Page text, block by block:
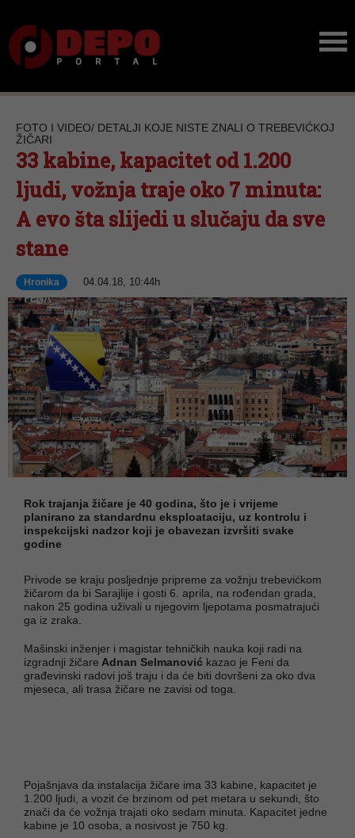
FOTO I VIDEO/ DETALJI KOJE NISTE ZNALI O TREBEVIĆKOJ
ŽIČARI
33 kabine, kapacitet od 1.200
ljudi, vožnja traje oko 7 minuta:
A evo šta slijedi u slučaju da sve
stane
Hronika 04.04.18, 10:44h
Rok trajanja žičare je 40 godina, što je i vrijeme
planirano za standardnu eksploataciju, uz kontrolu i
inspekcijski nadzor koji je obavezan izvršiti svake
godine
Privode se kraju posljednje pripreme za vožnju trebevićkom
žičarom da bi Sarajlije i gosti 6. aprila, na rođendan grada,
nakon 25 godina uživali u njegovim ljepotama posmatrajući
ga iz zraka.
Mašinski inženjer i magistar tehničkih nauka koji radi na
izgradnji žičare Adnan Selmanović kazao je Feni da
građevinski radovi još traju i da će biti dovršeni za oko dva
mjeseca, ali trasa žičare ne zavisi od toga.
Pojašnjava da instalacija žičare ima 33 kabine, kapacitet je
1.200 ljudi, a vozit će brzinom od pet metara u sekundi, što
znači da će vožnja trajati oko sedam minuta. Kapacitet jedne
kabine je 10 osoba, a nosivost je 750 kg.